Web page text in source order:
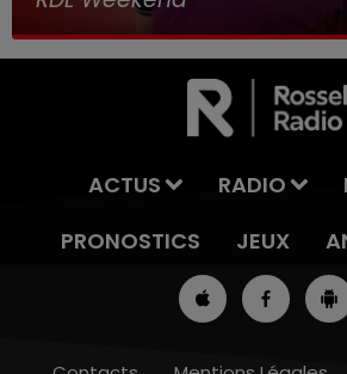
ACTUS RADIO
PRONOSTICS
JEUX